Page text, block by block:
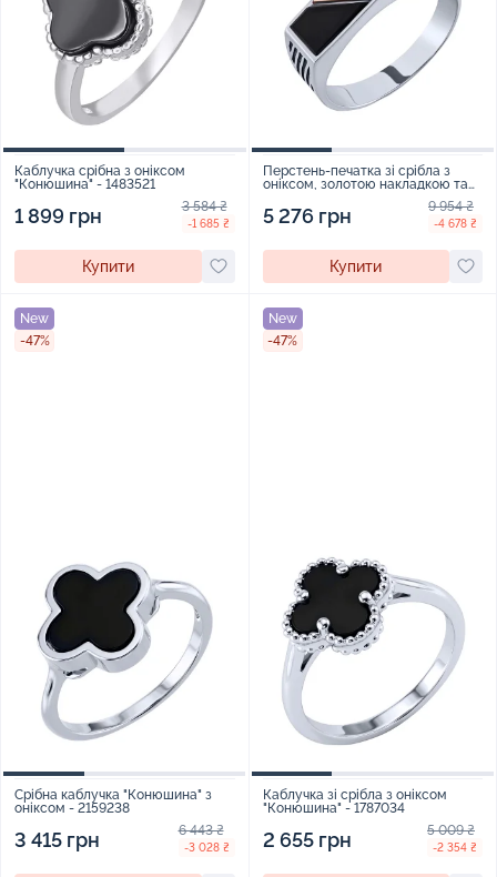
Каблучка срібна з оніксом
"Конюшина" - 1483521
1 899 грн 3 584 ₴
-1 685 ₴
Купити
Перстень-печатка зі срібла з
оніксом, золотою накладкою та
5 276 грн 9 954 ₴
-4 678 ₴
Купити
New
-47%
Срібна каблучка "Конюшина" з
оніксом - 2159238
3 415 грн 6 443 ₴
-3 028 ₴
New
-47%
Каблучка зі срібла з оніксом
"Конюшина" - 1787034
2 655 грн 5 009 ₴
-2 354 ₴